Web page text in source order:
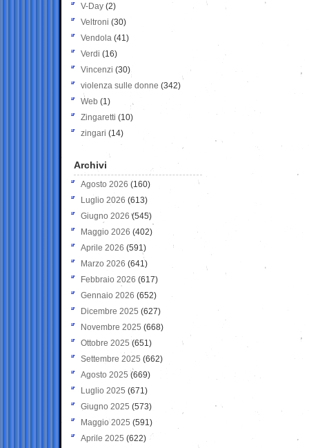
V-Day (2)
Veltroni (30)
Vendola (41)
Verdi (16)
Vincenzi (30)
violenza sulle donne (342)
Web (1)
Zingaretti (10)
zingari (14)
Archivi
Agosto 2026 (160)
Luglio 2026 (613)
Giugno 2026 (545)
Maggio 2026 (402)
Aprile 2026 (591)
Marzo 2026 (641)
Febbraio 2026 (617)
Gennaio 2026 (652)
Dicembre 2025 (627)
Novembre 2025 (668)
Ottobre 2025 (651)
Settembre 2025 (662)
Agosto 2025 (669)
Luglio 2025 (671)
Giugno 2025 (573)
Maggio 2025 (591)
Aprile 2025 (622)